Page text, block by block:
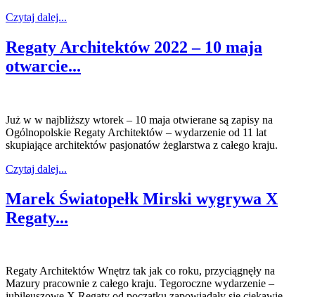
Czytaj dalej...
Regaty Architektów 2022 – 10 maja
otwarcie...
Już w w najbliższy wtorek – 10 maja otwierane są zapisy na
Ogólnopolskie Regaty Architektów – wydarzenie od 11 lat
skupiające architektów pasjonatów żeglarstwa z całego kraju.
Czytaj dalej...
Marek Światopełk Mirski wygrywa X
Regaty...
Regaty Architektów Wnętrz tak jak co roku, przyciągnęły na
Mazury pracownie z całego kraju. Tegoroczne wydarzenie –